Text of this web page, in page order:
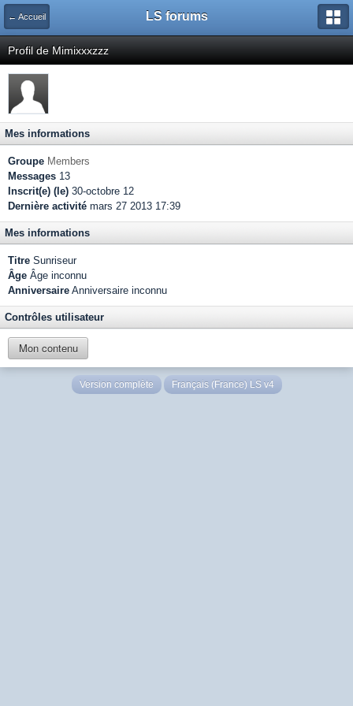
← Accueil LS forums
Profil de Mimixxxzzz
Mes informations
Groupe Members
Messages 13
Inscrit(e) (le) 30-octobre 12
Dernière activité mars 27 2013 17:39
Mes informations
Titre Sunriseur
Âge Âge inconnu
Anniversaire Anniversaire inconnu
Contrôles utilisateur
Mon contenu
Version complète Français (France) LS v4